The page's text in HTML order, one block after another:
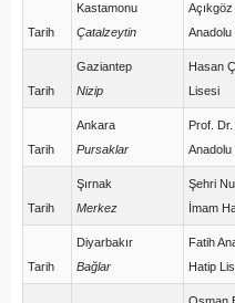
Tarih
Kastamonu
Çatalzeytin
Anadolu
Tarih
Gaziantep
Nizip
Hasan
Lisesi
Tarih
Ankara
Pursaklar
Prof.
Anadolu
Tarih
Şırnak
Merkez
Şehri
İmam
Tarih
Diyarbakır
Bağlar
Fatih
Hatip